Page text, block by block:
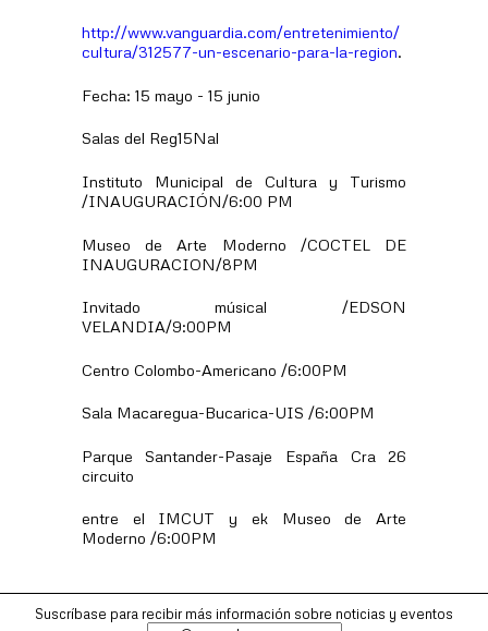
http://www.vanguardia.com/entretenimiento/
cultura/312577-un-escenario-para-la-region.
Fecha: 15 mayo - 15 junio
Salas del Reg15Nal
Instituto Municipal de Cultura y Turismo
/INAUGURACIÓN/6:00 PM
Museo de Arte Moderno /COCTEL DE
INAUGURACION/8PM
Invitado músical /EDSON
VELANDIA/9:00PM
Centro Colombo-Americano /6:00PM
Sala Macaregua-Bucarica-UIS /6:00PM
Parque Santander-Pasaje España Cra 26
circuito
entre el IMCUT y ek Museo de Arte
Moderno /6:00PM
Suscríbase para recibir más información sobre noticias y eventos